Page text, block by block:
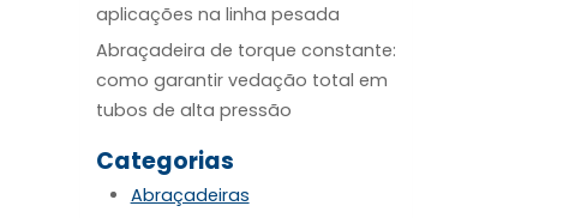
aplicações na linha pesada
Abraçadeira de torque constante:
como garantir vedação total em
tubos de alta pressão
Categorias
Abraçadeiras